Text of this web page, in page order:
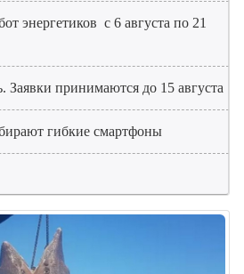
энергетиков с 6 августа по 21
Заявки принимаются до 15 августа
гибкие смартфоны